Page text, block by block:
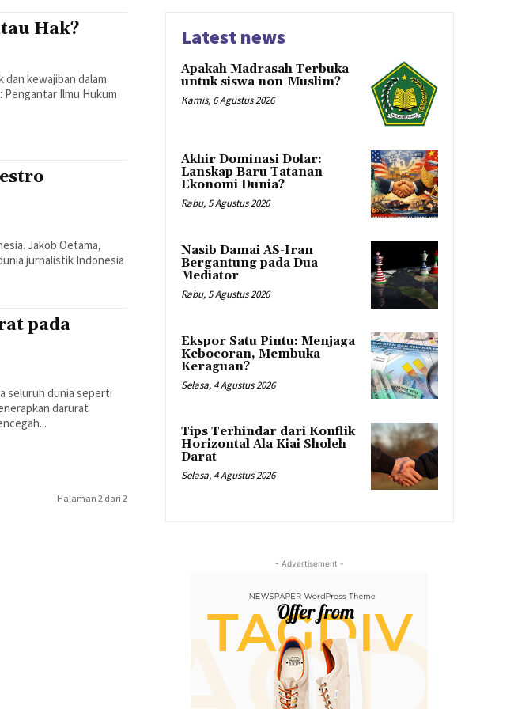
Hak?
kewajiban dalam
Pengantar Ilmu Hukum
Jakob Oetama,
jurnalistik Indonesia
pada
seluruh dunia seperti
darurat
Halaman 2 dari 2
Latest news
Apakah Madrasah Terbuka
untuk siswa non-Muslim?
Kamis, 6 Agustus 2026
Akhir Dominasi Dolar:
Lanskap Baru Tatanan
Ekonomi Dunia?
Rabu, 5 Agustus 2026
Nasib Damai AS-Iran
Bergantung pada Dua
Mediator
Rabu, 5 Agustus 2026
Ekspor Satu Pintu: Menjaga
Kebocoran, Membuka
Keraguan?
Selasa, 4 Agustus 2026
Tips Terhindar dari Konflik
Horizontal Ala Kiai Sholeh
Darat
Selasa, 4 Agustus 2026
- Advertisement -